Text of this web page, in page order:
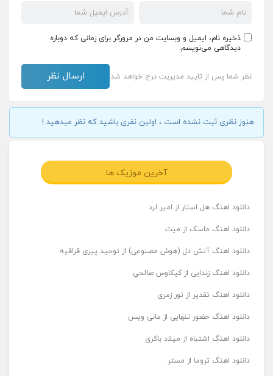
ذخیره نام، ایمیل و وبسایت من در مرورگر برای زمانی که دوباره
دیدگاهی می‌نویسم.
نظر شما پس از تایید مدیریت درج خواهد شد
هنوز نظری ثبت نشده است ، اولین نفری باشید که نظر میدهید !
آخرین موزیک ها
دانلود اهنگ هل استار از امیر لرد
دانلود اهنگ ماسک از میث
دانلود اهنگ آتش دل (هوش مصنوعی) از توحید پیری قراقیه
دانلود اهنگ زندایی از کیکاوس صالحی
دانلود اهنگ تقدیر از تور زمری
دانلود اهنگ حضور تنهایی از مانی ویس
دانلود اهنگ اشتباه از میلاد باکری
دانلود اهنگ تروما از مستر